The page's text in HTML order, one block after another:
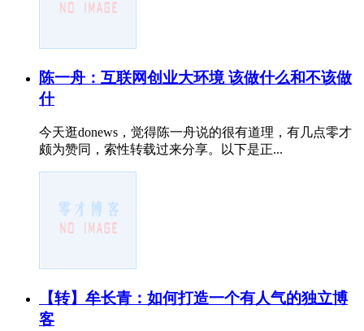
陈一舟：互联网创业大环境 该做什么和不该做
什
今天逛donews，觉得陈一舟说的很有道理，有几点零才
颇为赞同，索性转载过来分享。以下是正...
【转】牟长青：如何打造一个有人气的独立博
客